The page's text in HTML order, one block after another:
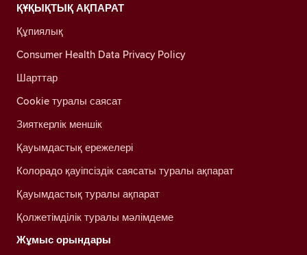
ҚҰҚЫҚТЫҚ АҚПАРАТ
Құпиялық
Consumer Health Data Privacy Policy
Шарттар
Cookie туралы саясат
Зияткерлік меншік
Қауымдастық ережелері
Колорадо қауіпсіздік саясаты туралы ақпарат
Қауымдастық туралы ақпарат
Қолжетімділік туралы мәлімдеме
Жұмыс орындары